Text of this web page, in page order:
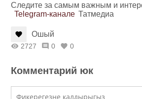
Следите за самым важным и
Telegram-канале Татмедиа
Ошый
2727 0 0
Комментарий юк